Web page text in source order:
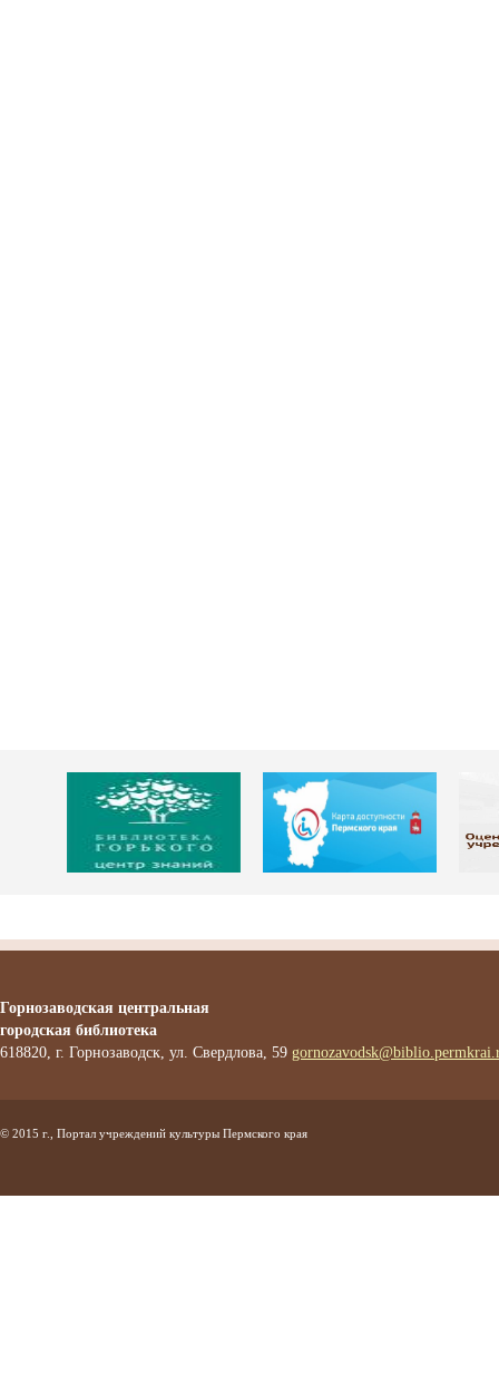
Горнозаводская центральная
городская библиотека
618820, г. Горнозаводск, ул. Свердлова, 59
© 2015 г., Портал учреждений культуры Пермского края